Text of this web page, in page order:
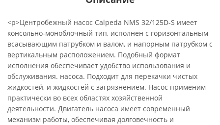
<p>Центробежный насос Calpeda NMS 32/125D-S имеет
консольно-моноблочный тип, исполнен с горизонтальным
всасывающим патрубком и валом, и напорным патрубком с
вертикальным расположением. Подобный формат
исполнения обеспечивает удобство использования и
обслуживания. насоса. Подходит для перекачки чистых
жидкостей, и жидкостей с загрязнением. Насос применим
практически во всех областях хозяйственной
деятельности. Двигатель насоса имеет современный
механизм работы, обеспечивая долговечность и